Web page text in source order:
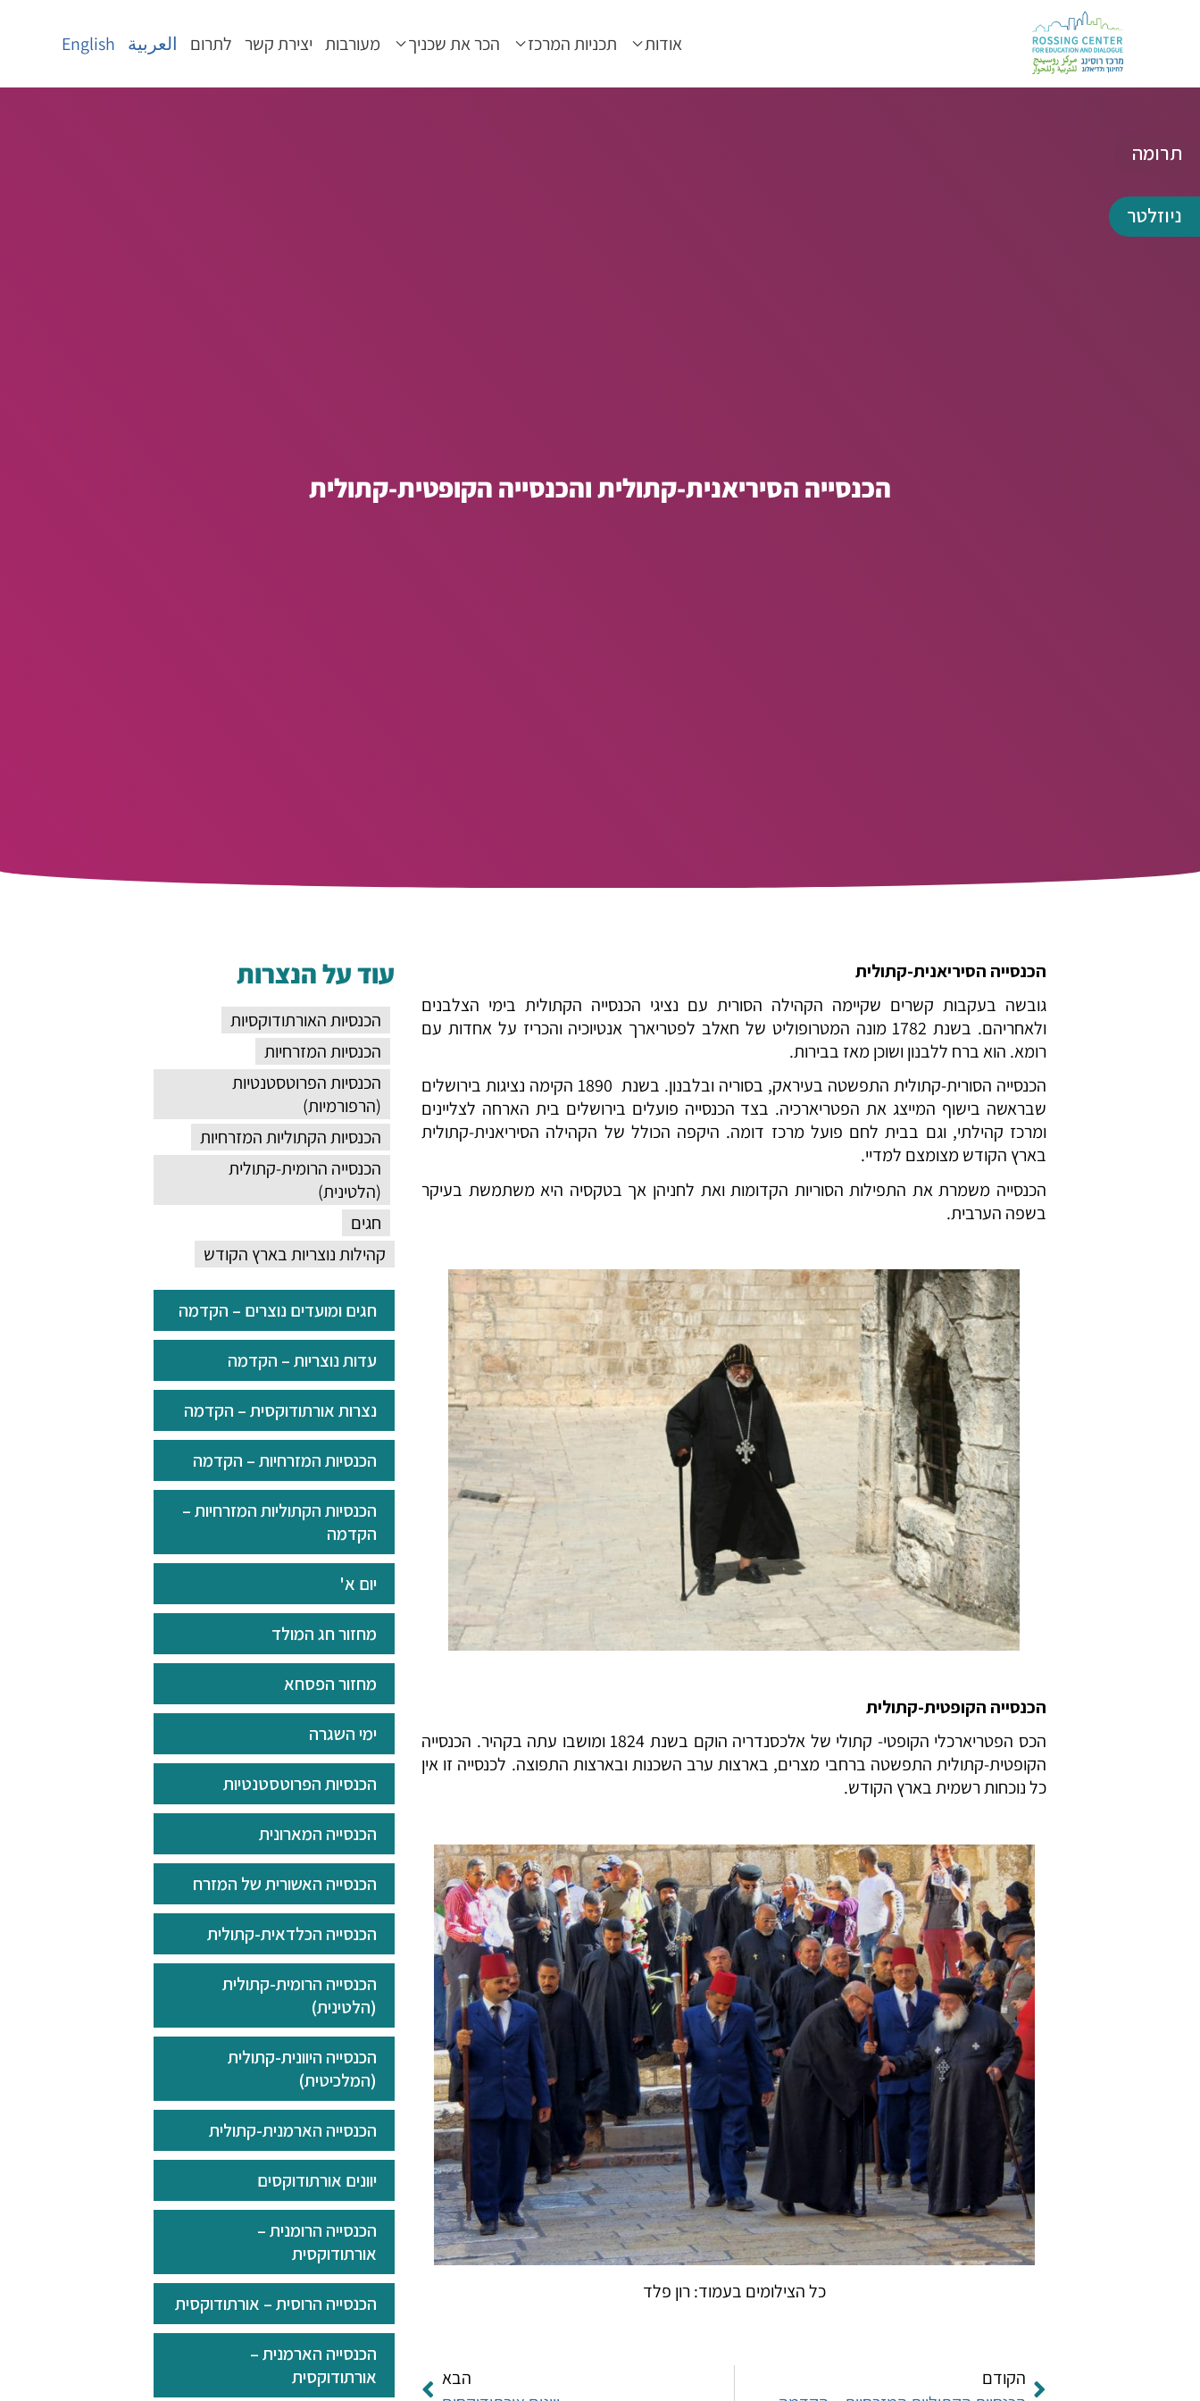
אודות תכניות המרכז הכר את שכניך מעורבות יצירת קשר לתרום العربية English
הכנסייה הסיריאנית-קתולית והכנסייה הקופטית-קתולית
הכנסייה הסיריאנית-קתולית
גובשה בעקבות קשרים שקיימה הקהילה הסורית עם נציגי הכנסייה הקתולית בימי הצלבנים
ולאחריהם. בשנת 1782 מונה המטרופוליט של חאלב לפטריארך אנטיוכיה והכריז על אחדות עם
רומא. הוא ברח ללבנון ושוכן מאז בבירות.
הכנסייה הסורית-קתולית התפשטה בעיראק, בסוריה ובלבנון. בשנת 1890 הקימה נציגות בירושלים
שבראשה בישוף המייצג את הפטריארכיה. בצד הכנסייה פועלים בירושלים בית הארחה לצליינים
ומרכז קהילתי, וגם בבית לחם פועל מרכז דומה. היקפה הכולל של הקהילה הסיריאנית-קתולית
בארץ הקודש מצומצם למדיי.
הכנסייה משמרת את התפילות הסוריות הקדומות ואת לחניהן אך בטקסיה היא משתמשת בעיקר
בשפה הערבית.
הכנסייה הקופטית-קתולית
הכס הפטריארכלי הקופטי- קתולי של אלכסנדריה הוקם בשנת 1824 ומושבו עתה בקהיר. הכנסייה
הקופטית-קתולית התפשטה ברחבי מצרים, בארצות ערב השכנות ובארצות התפוצה. לכנסייה זו אין
כל נוכחות רשמית בארץ הקודש.
כל הצילומים בעמוד: רון פלד
הקודם
הבא
עוד על הנצרות
הכנסיות האורתודוקסיות
הכנסיות המזרחיות
הכנסיות הפרוטסטנטיות
(הרפורמיות)
הכנסיות הקתוליות המזרחיות
הכנסייה הרומית-קתולית
(הלטינית)
חגים
קהילות נוצריות בארץ הקודש
חגים ומועדים נוצרים – הקדמה
עדות נוצריות – הקדמה
נצרות אורתודוקסית – הקדמה
הכנסיות המזרחיות – הקדמה
הכנסיות הקתוליות המזרחיות –
הקדמה
יום א'
מחזור חג המולד
מחזור הפסחא
ימי השגרה
הכנסיות הפרוטסטנטיות
הכנסייה המארונית
הכנסייה האשורית של המזרח
הכנסייה הכלדאית-קתולית
הכנסייה הרומית-קתולית
(הלטינית)
הכנסייה היוונית-קתולית
(המלכיטית)
הכנסייה הארמנית-קתולית
יוונים אורתודוקסים
הכנסייה הרומנית –
אורתודוקסית
הכנסייה הרוסית – אורתודוקסית
הכנסייה הארמנית –
אורתודוקסית
תרומה
ניוזלטר